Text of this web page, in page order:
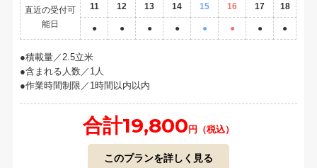
直近の受付可
能日
11 12 13 14 15 16 17 18
● ● ● ● ● ● ● ●
積載量／2.5立米
含まれる人数／1人
作業時間制限／1時間以内以内
合計19,800円（税込）
このプランを詳しく見る